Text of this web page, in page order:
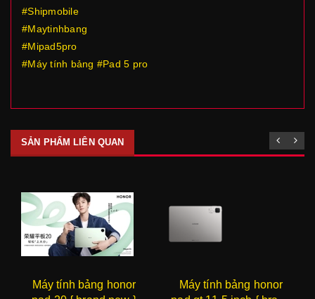
#Shipmobile
#Maytinhbang
#Mipad5pro
#Máy tính bảng #Pad 5 pro
SẢN PHẨM LIÊN QUAN
Máy tính bảng honor
Máy tính bảng honor